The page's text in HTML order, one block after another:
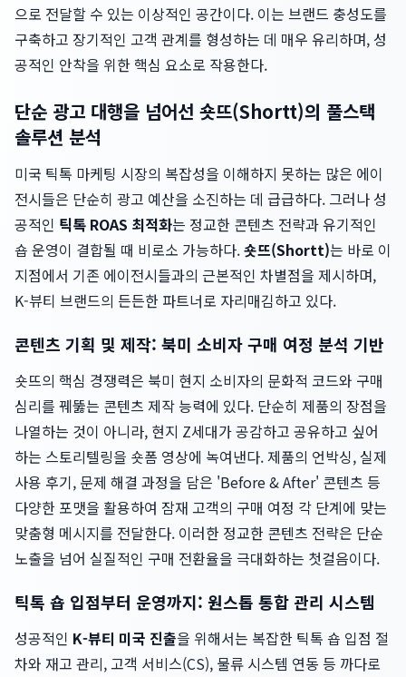
으로 전달할 수 있는 이상적인 공간이다. 이는 브랜드 충성도를
구축하고 장기적인 고객 관계를 형성하는 데 매우 유리하며, 성
공적인 안착을 위한 핵심 요소로 작용한다.
단순 광고 대행을 넘어선 숏뜨(Shortt)의 풀스택
솔루션 분석
미국 틱톡 마케팅 시장의 복잡성을 이해하지 못하는 많은 에이
전시들은 단순히 광고 예산을 소진하는 데 급급하다. 그러나 성
공적인 틱톡 ROAS 최적화는 정교한 콘텐츠 전략과 유기적인
숍 운영이 결합될 때 비로소 가능하다.숏뜨(Shortt)는 바로 이
지점에서 기존 에이전시들과의 근본적인 차별점을 제시하며,
K-뷰티 브랜드의 든든한 파트너로 자리매김하고 있다.
콘텐츠 기획 및 제작: 북미 소비자 구매 여정 분석 기반
숏뜨의 핵심 경쟁력은 북미 현지 소비자의 문화적 코드와 구매
심리를 꿰뚫는 콘텐츠 제작 능력에 있다. 단순히 제품의 장점을
나열하는 것이 아니라, 현지 Z세대가 공감하고 공유하고 싶어
하는 스토리텔링을 숏폼 영상에 녹여낸다. 제품의 언박싱, 실제
사용 후기, 문제 해결 과정을 담은 'Before & After' 콘텐츠 등
다양한 포맷을 활용하여 잠재 고객의 구매 여정 각 단계에 맞는
맞춤형 메시지를 전달한다. 이러한 정교한 콘텐츠 전략은 단순
노출을 넘어 실질적인 구매 전환율을 극대화하는 첫걸음이다.
틱톡 숍 입점부터 운영까지: 원스톱 통합 관리 시스템
성공적인 K-뷰티 미국 진출을 위해서는 복잡한 틱톡 숍 입점 절
차와 재고 관리, 고객 서비스(CS), 물류 시스템 연동 등 까다로